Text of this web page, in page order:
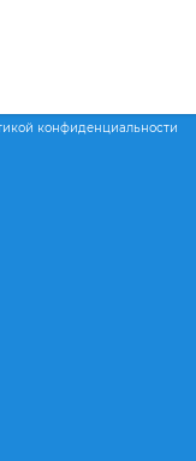
конфиденциальности